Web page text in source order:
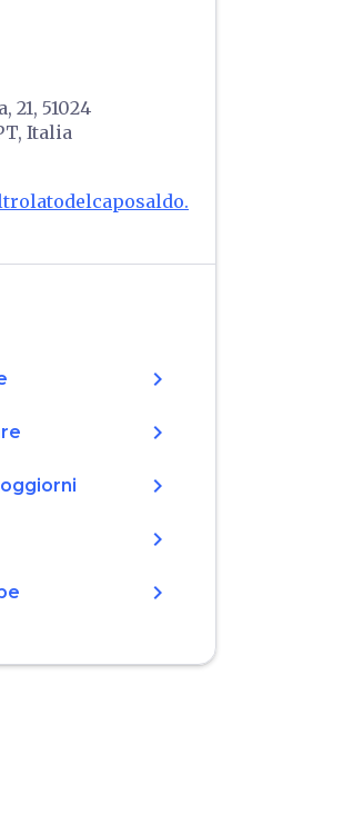
21, 51024
Italia
chevron_right
chevron_right
chevron_right
chevron_right
chevron_right